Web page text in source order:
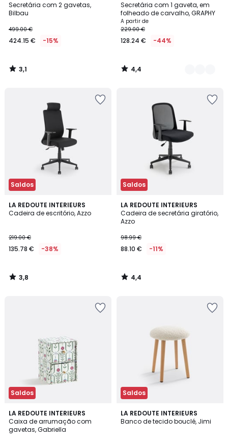
Secretária com 2 gavetas,
Bilbau
499.00 €
424.15 € -15%
/
5
3,1
/
Secretária com 1 gaveta, em
folheado de carvalho, GRAPHY
A partir de
229.00 €
128.24 € -44%
/ 5
Cores
4,4
/
Saldos
LA REDOUTE INTERIEURS
Cadeira de escritório, Azzo
219.00 €
135.78 € -38%
3,8
/ 5
3,8
/
Saldos
LA REDOUTE INTERIEURS
Cadeira de secretária giratório,
Azzo
98.99 €
88.10 € -11%
4,4
/ 5
4,4
/
Saldos
LA REDOUTE INTERIEURS
Caixa de arrumação com
gavetas, Gabriella
5
/
5
Saldos
LA REDOUTE INTERIEURS
Banco de tecido bouclé, Jimi
4,8
/ 5